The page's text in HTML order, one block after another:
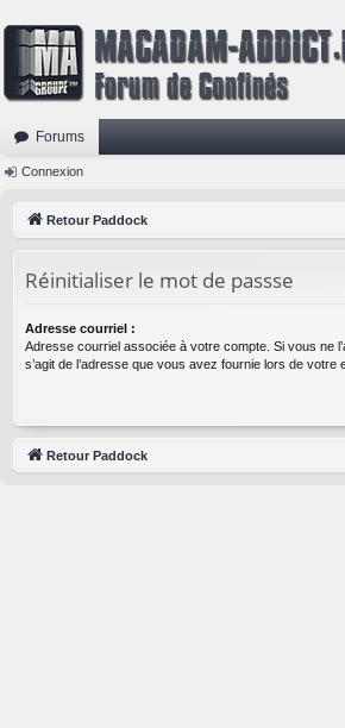
Forums
Connexion
Retour Paddock
Réinitialiser le mot de passse
Adresse courriel :
Adresse courriel associée à votre compte. Si vous ne
s’agit de l’adresse que vous avez fournie lors de votre
Retour Paddock